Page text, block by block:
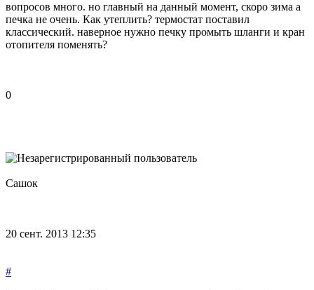
вопросов много. но главный на данный момент, скоро зима а
печка не очень. Как утеплить? термостат поставил
классический. наверное нужно печку промыть шланги и кран
отопителя поменять?
0
Сашок
20 сент. 2013 12:35
#